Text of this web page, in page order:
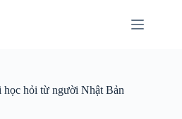
học hỏi từ người Nhật Bản